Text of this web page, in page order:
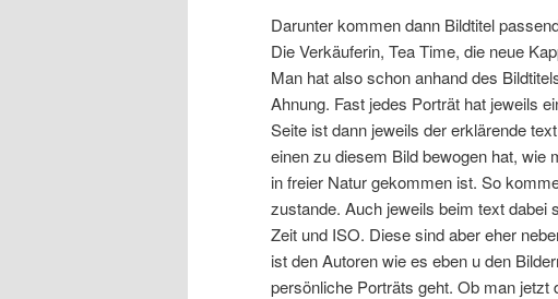
Darunter kommen dann Bildtitel
Die Verkäuferin, Tea Time, die neue
Man hat also schon anhand des
Ahnung. Fast jedes Porträt hat jeweils
Seite ist dann jeweils der erklärende
einen zu diesem Bild bewogen hat, wie
in freier Natur gekommen ist. So
zustande. Auch jeweils beim text dabei
Zeit und ISO. Diese sind aber eher
ist den Autoren wie es eben u den
persönliche Porträts geht. Ob man